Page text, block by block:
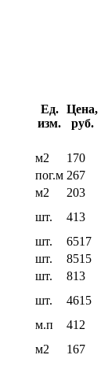
Ед.
изм.
Цена,
руб.
м2
170
пог.м 267
м2
203
шт.
413
шт.
6517
шт.
8515
шт.
813
шт.
4615
м.п
412
м2
167